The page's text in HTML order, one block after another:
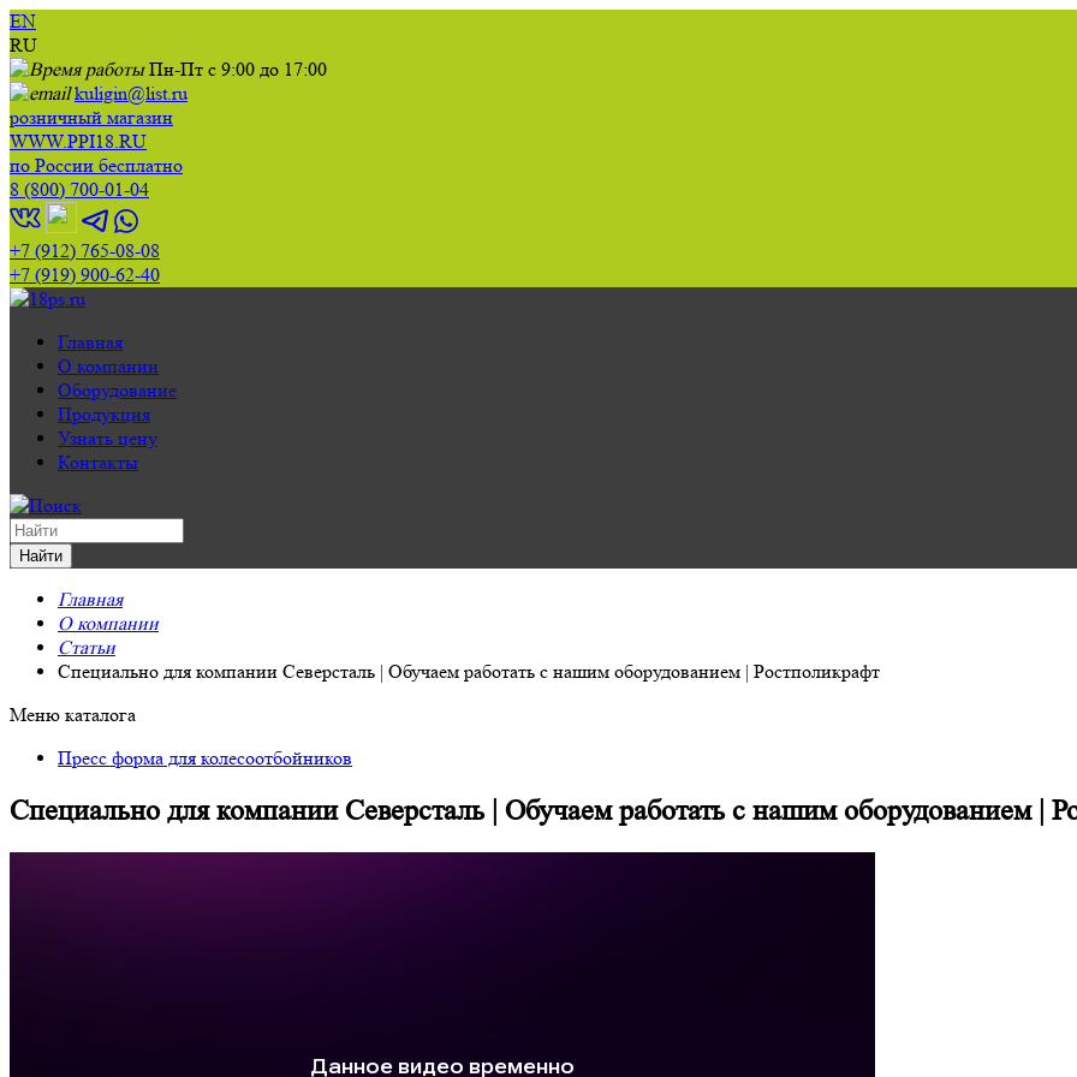
EN
RU
Пн-Пт с 9:00 до 17:00
kuligin@list.ru
розничный магазин
WWW.PPI18.RU
по России бесплатно
8 (800) 700-01-04
+7 (912) 765-08-08
+7 (919) 900-62-40
Главная
О компании
Оборудование
Продукция
Узнать цену
Контакты
Главная
О компании
Статьи
Специально для компании Северсталь | Обучаем работать с нашим оборудованием | Ростполикрафт
Меню каталога
Пресс форма для колесоотбойников
Специально для компании Северсталь | Обучаем работать с нашим оборудованием |